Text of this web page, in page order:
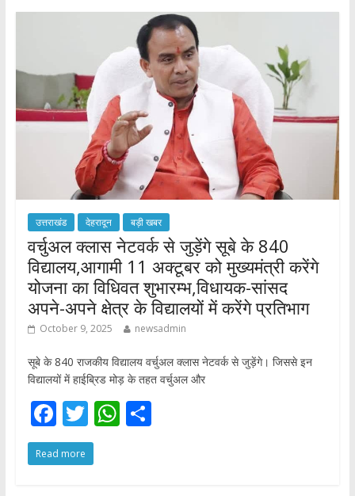
o
k
A
p
p
उत्तराखंड देहरादून बड़ी खबर
वर्चुअल क्लास नेटवर्क से जुड़ेंगे सूबे के 840
विद्यालय,आगामी 11 अक्टूबर को मुख्यमंत्री करेंगे
योजना का विधिवत शुभारम्भ,विधायक-सांसद
अपने-अपने क्षेत्र के विद्यालयों में करेंगे प्रतिभाग
October 9, 2025 newsadmin
सूबे के 840 राजकीय विद्यालय वर्चुअल क्लास नेटवर्क से जुड़ेंगे। जिससे इन
विद्यालयों में हाईब्रिड मोड़ के तहत वर्चुअल और
F
ac
e
T
w
itt
W S
Read more